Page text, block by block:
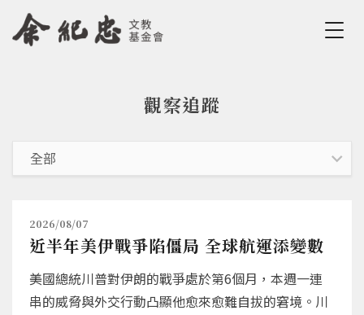
Jump to Navigation
Jump to Main content
觀察追蹤
2026/08/07
近半年美伊戰爭陷僵局 全球航運添變數
美國總統川普對伊朗的戰爭處於第6個月，本週一連
串的威脅與外交行動凸顯他愈來愈難自拔的窘境。川